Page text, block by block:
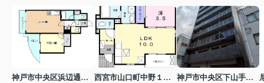
神戸市中央区浜辺通３丁目
西宮市山口町中野１丁目
神戸市中央区下山手通７丁目